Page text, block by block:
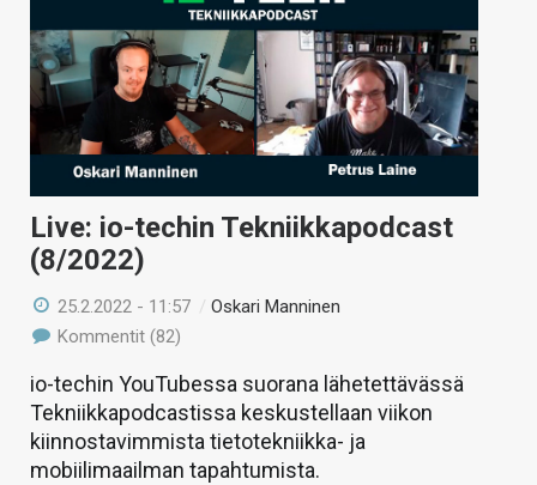
Live: io-techin Tekniikkapodcast
(8/2022)
25.2.2022 - 11:57 /Oskari Manninen
Kommentit (82)
io-techin YouTubessa suorana lähetettävässä
Tekniikkapodcastissa keskustellaan viikon
kiinnostavimmista tietotekniikka- ja
mobiilimaailman tapahtumista.